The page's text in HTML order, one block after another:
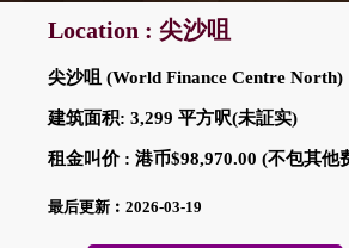
Location : 尖沙咀
尖沙咀 (World Finance Centre North)
建筑面积: 3,299 平方呎(未証实)
租金叫价 : 港币$98,970.00 (不包其他
最后更新︰2026-03-19